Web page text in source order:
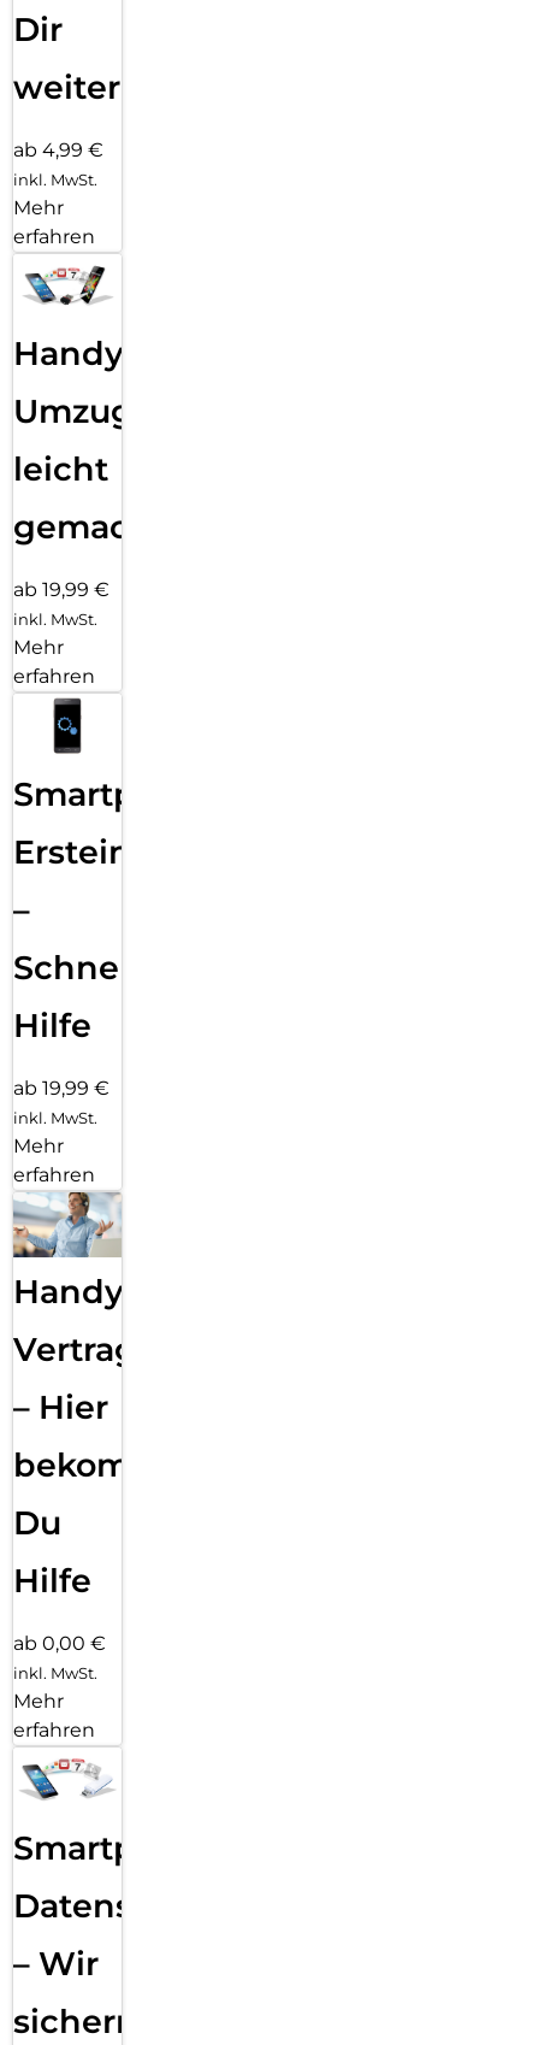
Dir
weiter
ab 4,99 €
inkl. MwSt.
Mehr
erfahren
Handy
Umzug
leicht
gemacht!
ab 19,99 €
inkl. MwSt.
Mehr
erfahren
Smartphone
Ersteinrichtung
–
Schnelle
Hilfe
ab 19,99 €
inkl. MwSt.
Mehr
erfahren
Handy
Vertragsabwicklung
– Hier
bekommst
Du
Hilfe
ab 0,00 €
inkl. MwSt.
Mehr
erfahren
Smartphone
Datensicherung
– Wir
sichern